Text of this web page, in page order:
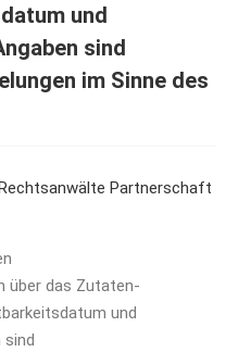
und
sind
im Sinne des
Partnerschaft
über das Zutaten-
und
sind